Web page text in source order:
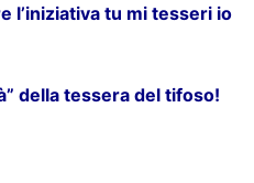
l’iniziativa tu mi tesseri io
della tessera del tifoso!